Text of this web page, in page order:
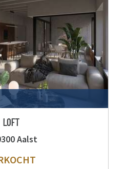
LOFT
Aalst